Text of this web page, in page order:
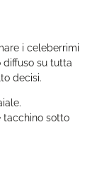
i celeberrimi
diffuso su tutta
decisi.
tacchino sotto